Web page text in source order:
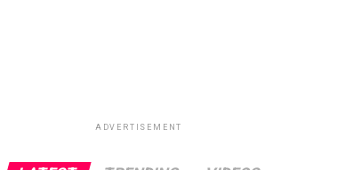
ADVERTISEMENT